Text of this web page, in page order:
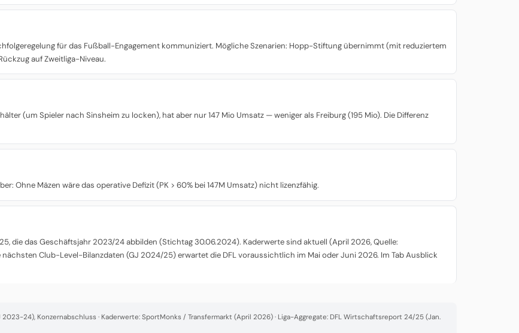
für das Fußball-Engagement kommuniziert. Mögliche Szenarien: Hopp-Stiftung übernimmt (mit reduziertem
auf Zweitliga-Niveau.
(um Spieler nach Sinsheim zu locken), hat aber nur 147 Mio Umsatz — weniger als Freiburg (195 Mio). Die Differenz
Ohne Mäzen wäre das operative Defizit (PK > 60% bei 147M Umsatz) nicht lizenzfähig.
die das Geschäftsjahr 2023/24 abbilden (Stichtag 30.06.2024). Kaderwerte sind aktuell (April 2026, Quelle:
Club-Level-Bilanzdaten (GJ 2024/25) erwartet die DFL voraussichtlich im Mai oder Juni 2026. Im Tab Ausblick
2023-24), Konzernabschluss · Kaderwerte: SportMonks / Transfermarkt (April 2026) · Liga-Aggregate: DFL Wirtschaftsreport 24/25 (Jan.